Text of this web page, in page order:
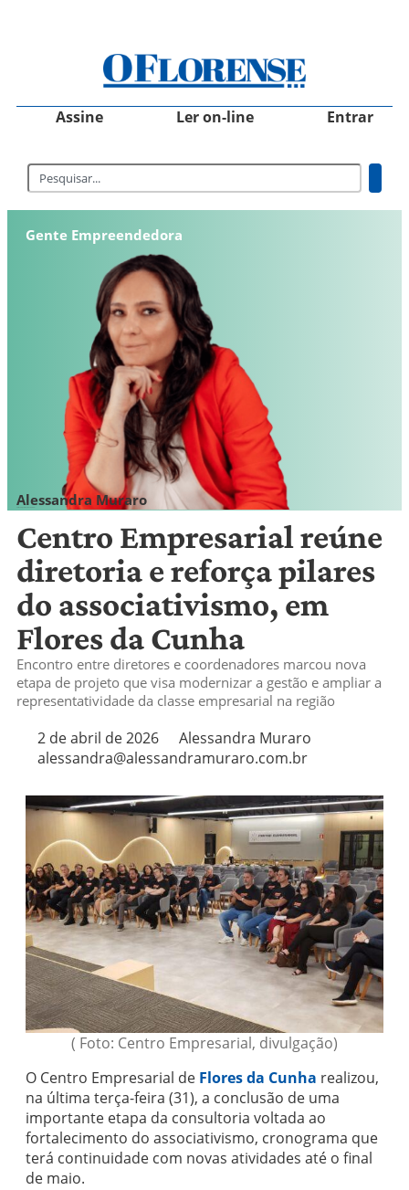
Assine Ler on-line Entrar
Gente Empreendedora
Alessandra Muraro
Centro Empresarial reúne
diretoria e reforça pilares
do associativismo, em
Flores da Cunha
Encontro entre diretores e coordenadores marcou nova
etapa de projeto que visa modernizar a gestão e ampliar a
representatividade da classe empresarial na região
2 de abril de 2026
Alessandra Muraro
alessandra@alessandramuraro.com.br
( Foto: Centro Empresarial, divulgação)
O Centro Empresarial de Flores da Cunha realizou,
na última terça-feira (31), a conclusão de uma
importante etapa da consultoria voltada ao
fortalecimento do associativismo, cronograma que
terá continuidade com novas atividades até o final
de maio.